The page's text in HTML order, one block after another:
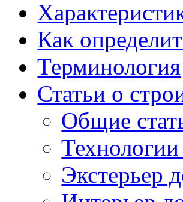
Как
Терминология
Статьи о
Общие
Экстерьер